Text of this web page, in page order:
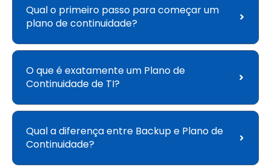
Qual o primeiro passo para começar um
plano de continuidade?
O que é exatamente um Plano de
Continuidade de TI?
Qual a diferença entre Backup e Plano de
Continuidade?